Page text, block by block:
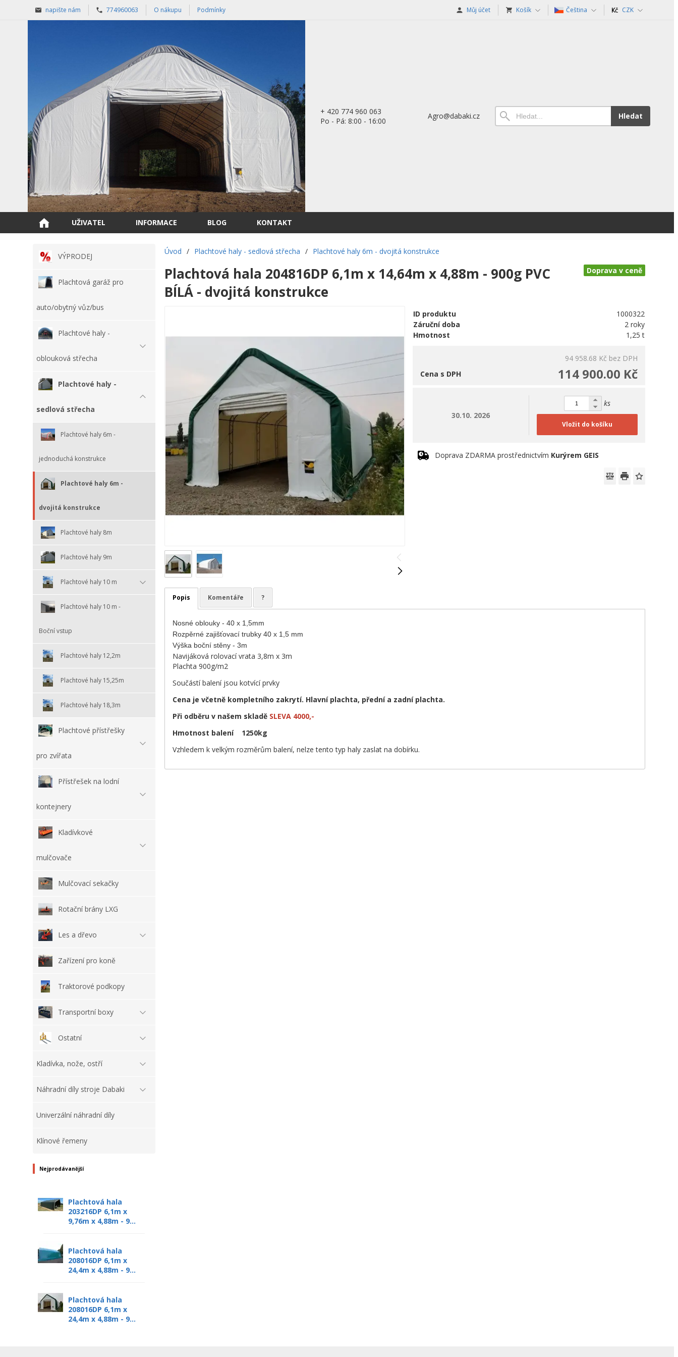
napište nám 774960063 O nákupu Podmínky Můj účet Košík Čeština CZK
+ 420 774 960 063
Po - Pá: 8:00 - 16:00
Agro@dabaki.cz Hledat
UŽIVATEL INFORMACE BLOG KONTAKT
VÝPRODEJ
Plachtová garáž pro
auto/obytný vůz/bus
Plachtové haly -
oblouková střecha
Plachtové haly -
sedlová střecha
Plachtové haly 6m -
jednoduchá konstrukce
Plachtové haly 6m -
dvojitá konstrukce
Plachtové haly 8m
Plachtové haly 9m
Plachtové haly 10 m
Plachtové haly 10 m -
Boční vstup
Plachtové haly 12,2m
Plachtové haly 15,25m
Plachtové haly 18,3m
Plachtové přístřešky
pro zvířata
Přístřešek na lodní
kontejnery
Kladívkové
mulčovače
Mulčovací sekačky
Rotační brány LXG
Les a dřevo
Zařízení pro koně
Traktorové podkopy
Transportní boxy
Ostatní
Kladívka, nože, ostří
Náhradní díly stroje Dabaki
Univerzální náhradní díly
Klínové řemeny
Nejprodávanější
Plachtová hala
203216DP 6,1m x
9,76m x 4,88m - 9...
Plachtová hala
208016DP 6,1m x
24,4m x 4,88m - 9...
Plachtová hala
208016DP 6,1m x
24,4m x 4,88m - 9...
Úvod / Plachtové haly - sedlová střecha / Plachtové haly 6m - dvojitá konstrukce
Doprava v ceně
Plachtová hala 204816DP 6,1m x 14,64m x 4,88m - 900g PVC
BÍLÁ - dvojitá konstrukce
ID produktu
1000322
Záruční doba
2 roky
Hmotnost
1,25 t
94 958.68 Kč bez DPH
114 900.00 Kč
Cena s DPH
30.10. 2026
ks
Vložit do košíku
Doprava ZDARMA prostřednictvím Kurýrem GEIS
Popis Komentáře ?
Nosné oblouky - 40 x 1,5mm
Rozpěrné zajišťovací trubky 40 x 1,5 mm
Výška boční stěny - 3m
Navijáková rolovací vrata 3,8m x 3m
Plachta 900g/m2
Součástí balení jsou kotvící prvky
Cena je včetně kompletního zakrytí. Hlavní plachta, přední a zadní plachta.
Při odběru v našem skladě SLEVA 4000,-
Hmotnost balení 1250kg
Vzhledem k velkým rozměrům balení, nelze tento typ haly zaslat na dobírku.